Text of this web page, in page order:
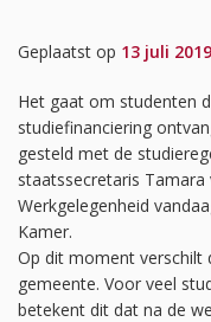
Geplaatst op 13 juli 2019
Het gaat om studenten
studiefinanciering
gesteld met de
staatssecretaris Tamara
Werkgelegenheid
Kamer.
Op dit moment verschilt
gemeente. Voor veel
betekent dit dat na de